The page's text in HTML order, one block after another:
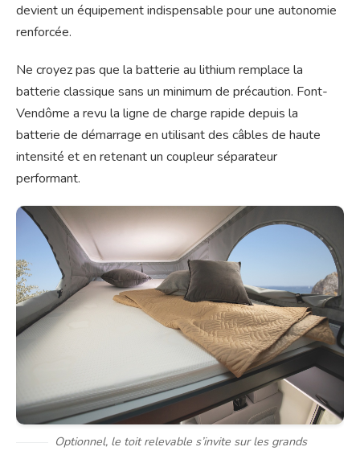
devient un équipement indispensable pour une autonomie
renforcée.
Ne croyez pas que la batterie au lithium remplace la
batterie classique sans un minimum de précaution. Font-
Vendôme a revu la ligne de charge rapide depuis la
batterie de démarrage en utilisant des câbles de haute
intensité et en retenant un coupleur séparateur
performant.
Optionnel, le toit relevable s’invite sur les grands